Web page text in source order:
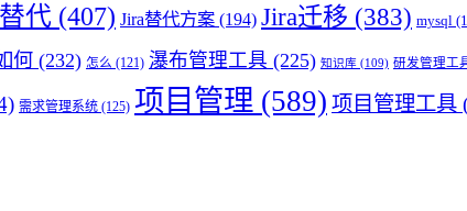
代 (407) Jira替代方案 (194) Jira迁移 (383) mysql
何 (232) 怎么 (121) 瀑布管理工具 (225) 知识库 (109) 研发管理工
需求管理系统 (125) 项目管理 (589) 项目管理工具